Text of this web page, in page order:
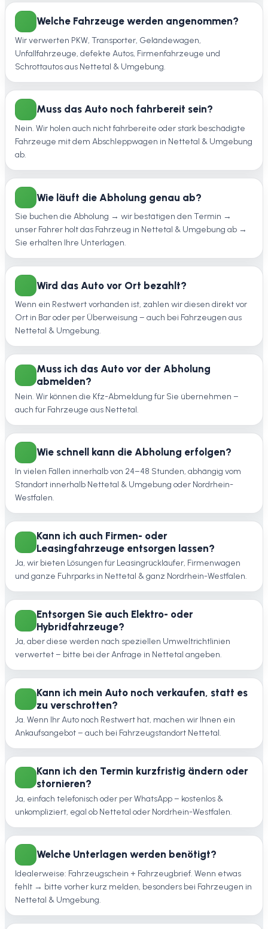
Welche Fahrzeuge werden angenommen?
Wir verwerten PKW, Transporter, Geländewagen,
Unfallfahrzeuge, defekte Autos, Firmenfahrzeuge und
Schrottautos aus Nettetal & Umgebung.
Muss das Auto noch fahrbereit sein?
Nein. Wir holen auch nicht fahrbereite oder stark beschädigte
Fahrzeuge mit dem Abschleppwagen in Nettetal & Umgebung
ab.
Wie läuft die Abholung genau ab?
Sie buchen die Abholung → wir bestätigen den Termin →
unser Fahrer holt das Fahrzeug in Nettetal & Umgebung ab →
Sie erhalten Ihre Unterlagen.
Wird das Auto vor Ort bezahlt?
Wenn ein Restwert vorhanden ist, zahlen wir diesen direkt vor
Ort in Bar oder per Überweisung – auch bei Fahrzeugen aus
Nettetal & Umgebung.
Muss ich das Auto vor der Abholung
abmelden?
Nein. Wir können die Kfz-Abmeldung für Sie übernehmen –
auch für Fahrzeuge aus Nettetal.
Wie schnell kann die Abholung erfolgen?
In vielen Fällen innerhalb von 24–48 Stunden, abhängig vom
Standort innerhalb Nettetal & Umgebung oder Nordrhein-
Westfalen.
Kann ich auch Firmen- oder
Leasingfahrzeuge entsorgen lassen?
Ja, wir bieten Lösungen für Leasingrückläufer, Firmenwagen
und ganze Fuhrparks in Nettetal & ganz Nordrhein-Westfalen.
Entsorgen Sie auch Elektro- oder
Hybridfahrzeuge?
Ja, aber diese werden nach speziellen Umweltrichtlinien
verwertet – bitte bei der Anfrage in Nettetal angeben.
Kann ich mein Auto noch verkaufen, statt es
zu verschrotten?
Ja. Wenn Ihr Auto noch Restwert hat, machen wir Ihnen ein
Ankaufsangebot – auch bei Fahrzeugstandort Nettetal.
Kann ich den Termin kurzfristig ändern oder
stornieren?
Ja, einfach telefonisch oder per WhatsApp – kostenlos &
unkompliziert, egal ob Nettetal oder Nordrhein-Westfalen.
Welche Unterlagen werden benötigt?
Idealerweise: Fahrzeugschein + Fahrzeugbrief. Wenn etwas
fehlt → bitte vorher kurz melden, besonders bei Fahrzeugen in
Nettetal & Umgebung.